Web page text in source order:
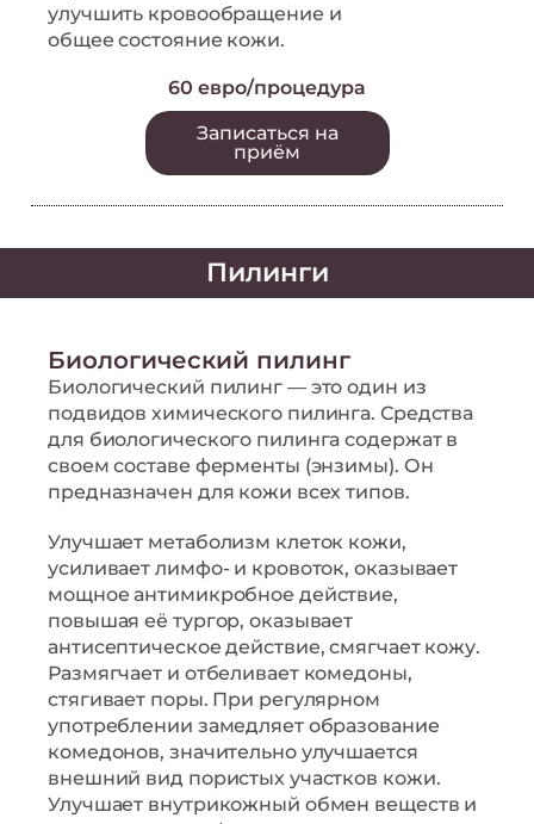
улучшить кровообращение и
общее состояние кожи.
60 евро/процедура
Записаться на
приём
Пилинги
Биологический пилинг
Биологический пилинг — это один из
подвидов химического пилинга. Средства
для биологического пилинга содержат в
своем составе ферменты (энзимы). Он
предназначен для кожи всех типов.
Улучшает метаболизм клеток кожи,
усиливает лимфо- и кровоток, оказывает
мощное антимикробное действие,
повышая её тургор, оказывает
антисептическое действие, смягчает кожу.
Размягчает и отбеливает комедоны,
стягивает поры. При регулярном
употреблении замедляет образование
комедонов, значительно улучшается
внешний вид пористых участков кожи.
Улучшает внутрикожный обмен веществ и